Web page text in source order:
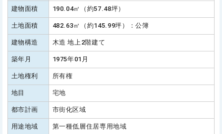
建物面積 190.04㎡（約57.48坪）
土地面積 482.63㎡（約145.99坪）：公簿
建物構造 木造 地上2階建て
築年月 1975年01月
土地権利 所有権
地目 宅地
都市計画 市街化区域
用途地域 第一種低層住居専用地域